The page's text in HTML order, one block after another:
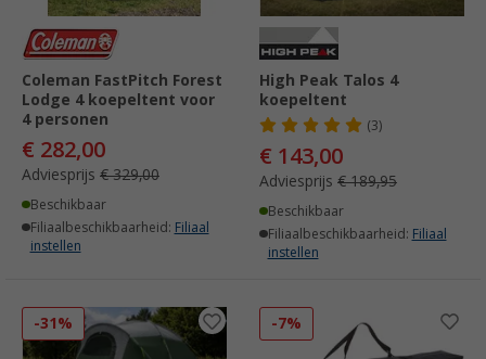
Coleman FastPitch Forest
Lodge 4 koepeltent voor
4 personen
€ 282,00
Adviesprijs € 329,00
Beschikbaar
Filiaalbeschikbaarheid: Filiaal
instellen
High Peak Talos 4
koepeltent
(3)
€ 143,00
Adviesprijs € 189,95
Beschikbaar
Filiaalbeschikbaarheid: Filiaal
instellen
-31% -7%